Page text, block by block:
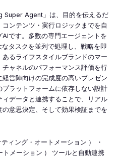
Super Agent」は、目的を伝えるだ
ンテンツ・実行ロジックまでを自
です。多数の専門エージェントを
タスクを並列で処理し、戦略を即
るライフスタイルブランドのマー
ャネルのパフォーマンス評価を行
営陣向けの完成度の高いプレゼン
ラットフォームに依存しない設計
データと連携することで、リアル
意思決定、そして効果検証までを
ティング・オートメーション ）
・
トメーション ）
ツールと自動連携